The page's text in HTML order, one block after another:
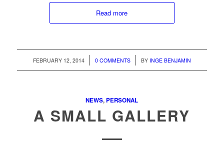
Read more
FEBRUARY 12, 2014
/ 0 COMMENTS
/ BY INGE BENJAMIN
NEWS,PERSONAL
A SMALL GALLERY